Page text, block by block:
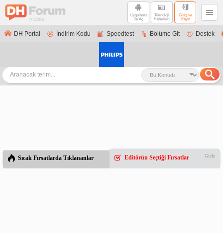
Uygulama
ile Aç
Teknoloji
Haberleri
Giriş ve
Kayıt
DH Portal İndirim Kodu Speedtest Bölüme Git Destek
Sıcak Fırsatlarda Tıklananlar Editörün Seçtiği Fırsatlar Gizle